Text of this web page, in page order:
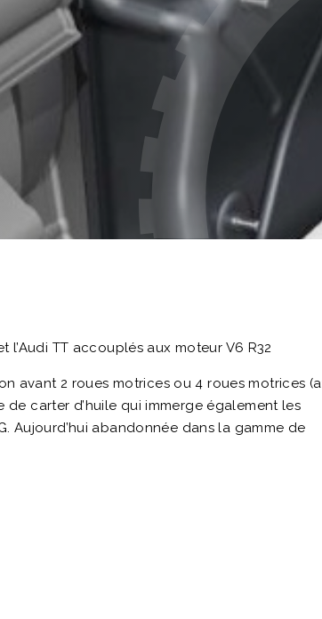
l’Audi TT accouplés aux moteur V6 R32
avant 2 roues motrices ou 4 roues motrices
carter d’huile qui immerge également les
Aujourd’hui abandonnée dans la gamme de